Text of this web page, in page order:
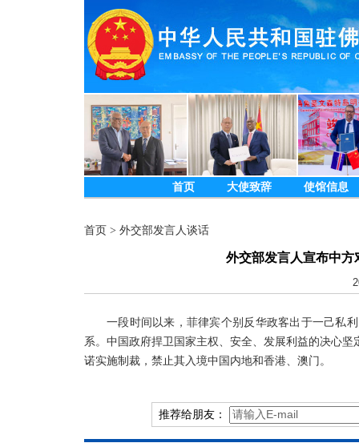
首页 大使致辞 使馆信息
首页 > 外交部发言人谈话
外交部发言人宣布中
一段时间以来，菲律宾个别反华政客出于一己私
系。中国政府捍卫国家主权、安全、发展利益的决心
诺实施制裁，禁止其入境中国内地和香港、澳门。
推荐给朋友：